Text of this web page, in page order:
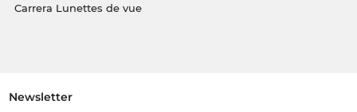
Carrera Lunettes de vue
Newsletter